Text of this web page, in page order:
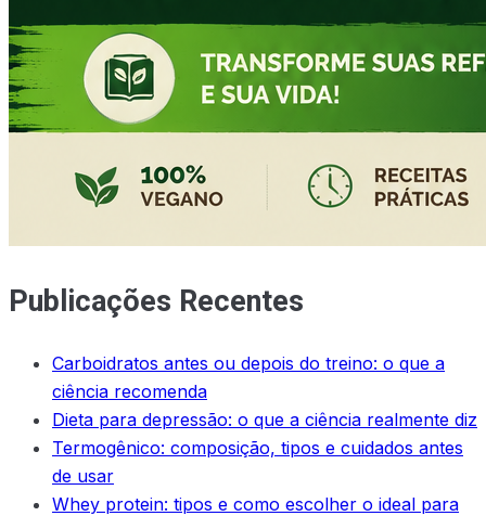
Publicações Recentes
Carboidratos antes ou depois do treino: o que a
ciência recomenda
Dieta para depressão: o que a ciência realmente diz
Termogênico: composição, tipos e cuidados antes
de usar
Whey protein: tipos e como escolher o ideal para